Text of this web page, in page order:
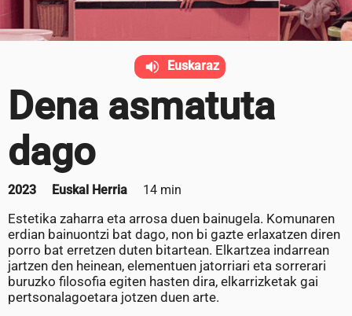
Dena asmatuta
dago
2023 Euskal Herria 14 min
Estetika zaharra eta arrosa duen bainugela. Komunaren
erdian bainuontzi bat dago, non bi gazte erlaxatzen diren
porro bat erretzen duten bitartean. Elkartzea indarrean
jartzen den heinean, elementuen jatorriari eta sorrerari
buruzko filosofia egiten hasten dira, elkarrizketak gai
pertsonalagoetara jotzen duen arte.
Euskaraz